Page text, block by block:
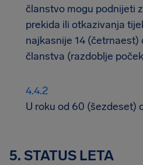
članstvo mogu podnijeti
prekida ili otkazivanja
najkasnije 14 (četrnaest)
članstva (razdoblje
U roku od 60 (šezdeset)
5. STATUS LETA